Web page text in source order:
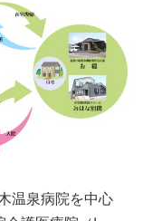
温泉病院を中心